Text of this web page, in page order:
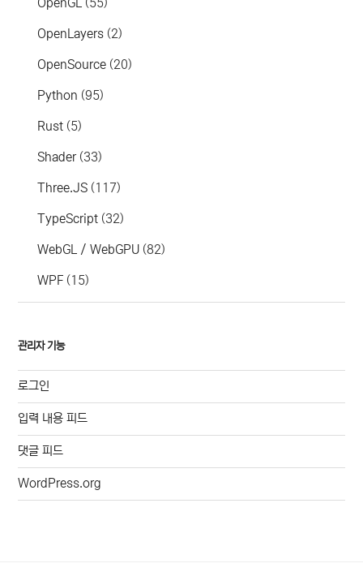
OpenGL (55)
OpenLayers (2)
OpenSource (20)
Python (95)
Rust (5)
Shader(33)
Three.JS (117)
TypeScript (32)
WebGL / WebGPU (82)
WPF (15)
관리자 기능
로그인
입력 내용 피드
댓글 피드
WordPress.org